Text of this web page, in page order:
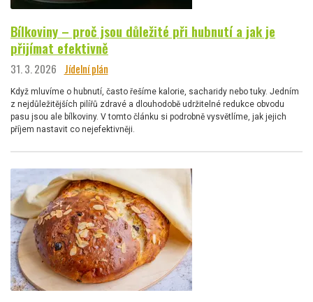
Bílkoviny – proč jsou důležité při hubnutí a jak je
přijímat efektivně
31. 3. 2026 Jídelní plán
Když mluvíme o hubnutí, často řešíme kalorie, sacharidy nebo tuky. Jedním
z nejdůležitějších pilířů zdravé a dlouhodobě udržitelné redukce obvodu
pasu jsou ale bílkoviny. V tomto článku si podrobně vysvětlíme, jak jejich
příjem nastavit co nejefektivněji.